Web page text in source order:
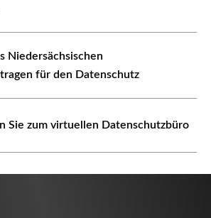
Niedersächsischen
für den Datenschutz
Sie zum virtuellen Datenschutzbüro